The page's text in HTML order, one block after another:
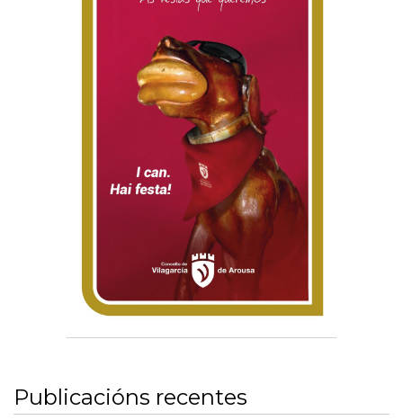
Publicacións recentes